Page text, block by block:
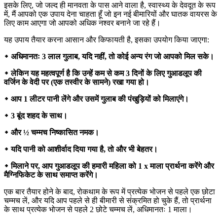
इसके लिए, जो जल्द ही मानवता के पास आने वाला है, स्वास्थ्य के देवदूत के रूप
में, मैं आपको एक उपाय देना चाहता हूँ जो इन नई बीमारियों और घातक वायरस के
लिए काम आएगा जो आपको अधिक नश्वर बनाने जा रहे हैं।
यह उपाय तैयार करना आसान और किफायती है, इसका उपयोग किया जाएगा:
᛭ अधिमानतः 3 लाल गुलाब, यदि नहीं, तो कोई अन्य रंग जो आपको मिल सके।
᛭ लेकिन यह महत्वपूर्ण है कि उन्हें कम से कम 3 दिनों के लिए गुआडलूप की
वर्जिन के वेदी पर (एक तस्वीर के सामने) रखा गया हो।
᛭ आप 1 लीटर पानी लेंगे और उसमें गुलाब की पंखुड़ियों को मिलाएंगे।
᛭ 3 बूंद शहद के साथ।
᛭ और ½ चम्मच निष्कासित नमक।
᛭ यदि पानी को आशीर्वाद दिया गया है, तो और भी बेहतर।
᛭ मिलाने पर, आप गुआडलूप की हमारी महिला को 1 x माला प्रार्थना करेंगे और
मैग्निफिकेट के साथ समाप्त करेंगे।
एक बार तैयार होने के बाद, रोकथाम के रूप में प्रत्येक भोजन से पहले एक छोटा
चम्मच लें, और यदि आप पहले से ही बीमारी से संक्रमित हो चुके हैं, तो प्रार्थना
के साथ प्रत्येक भोजन से पहले 2 छोटे चम्मच लें, अधिमानतः 1 माला।